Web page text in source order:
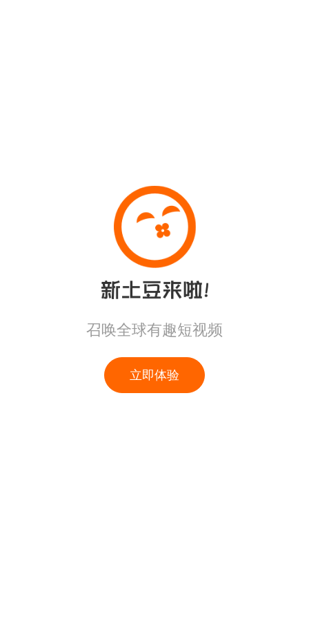
召唤全球有趣短视频
立即体验